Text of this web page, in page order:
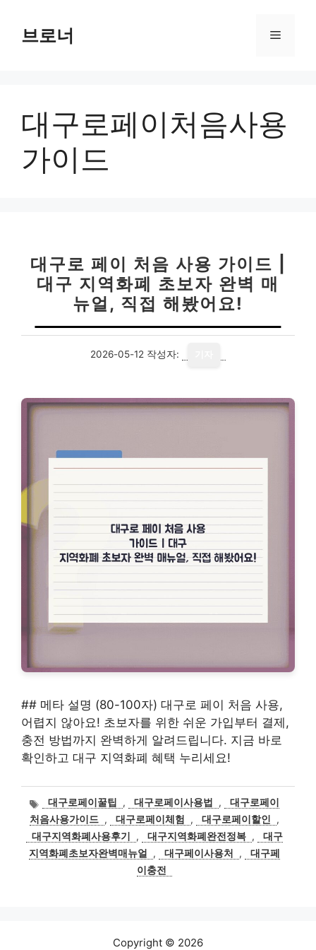
브로너 메
대구로페이처음사용
가이드
대구로 페이 처음 사용 가이드 |
대구 지역화폐 초보자 완벽 매
뉴얼, 직접 해봤어요!
2026-05-12 작성자:
## 메타 설명 (80-100자) 대구로 페이 처음 사용,
어렵지 않아요! 초보자를 위한 쉬운 가입부터 결제,
충전 방법까지 완벽하게 알려드립니다. 지금 바로
확인하고 대구 지역화폐 혜택 누리세요!
태
그
대구로페이꿀팁 , 대구로페이사용법 ,
대구로페이
처음사용가이드 , 대구로페이체험 , 대구로페이할인
,
대구지역화폐사용후기
, 대구지역화폐완전정복 ,
대구
지역화폐초보자완벽매뉴얼
, 대구페이사용처 ,
대구페
이충전
Copyright © 2026